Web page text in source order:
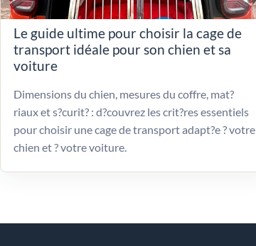
Le guide ultime pour choisir la cage de
transport idéale pour son chien et sa
voiture
Dimensions du chien, mesures du coffre, mat?
riaux et s?curit? : d?couvrez les crit?res essentiels
pour choisir une cage de transport adapt?e ? votre
chien et ? votre voiture.